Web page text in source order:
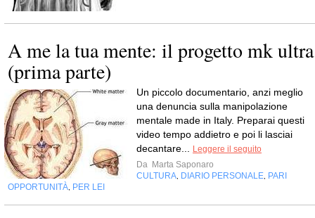
A me la tua mente: il progetto mk ultra
(prima parte)
Un piccolo documentario, anzi meglio
una denuncia sulla manipolazione
mentale made in Italy. Preparai questi
video tempo addietro e poi li lasciai
decantare...
Leggere il seguito
Da Marta Saponaro
CULTURA DIARIO PERSONALE PARI
OPPORTUNITÀ PER LEI